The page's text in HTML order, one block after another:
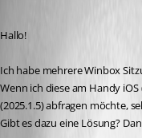
Hallo!
Ich habe mehrere Winbox
Wenn ich diese am Handy
(2025.1.5) abfragen möchte,
Gibt es dazu eine Lösung?